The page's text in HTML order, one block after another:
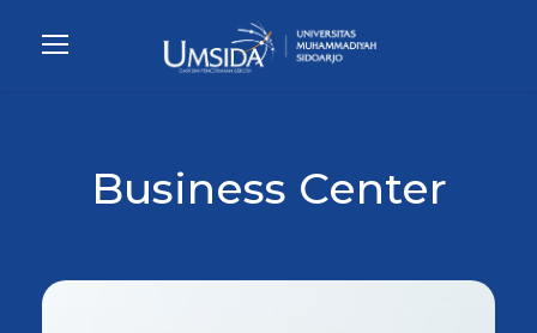
Business Center